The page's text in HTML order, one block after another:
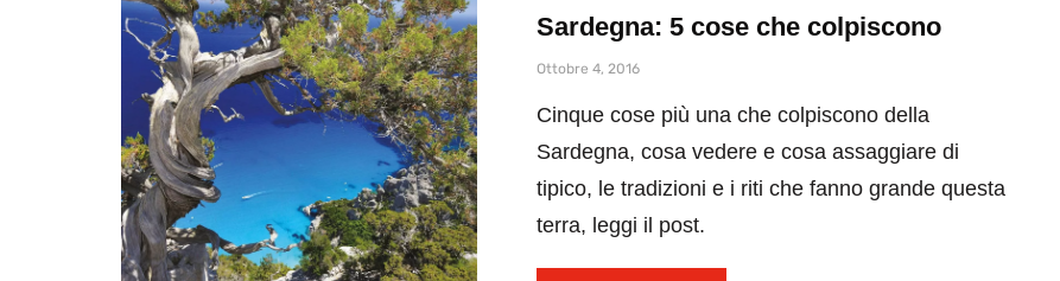
Sardegna: 5 cose che colpiscono
Ottobre 4, 2016
Cinque cose più una che colpiscono della
Sardegna, cosa vedere e cosa assaggiare di
tipico, le tradizioni e i riti che fanno grande questa
terra, leggi il post.